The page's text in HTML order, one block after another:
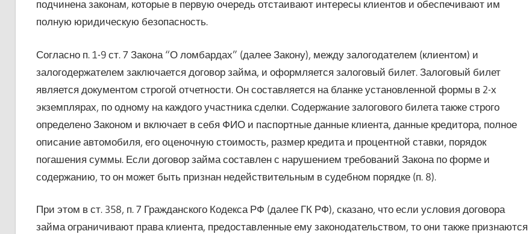
подчинена законам, которые в первую очередь отстаивают интересы клиентов и обеспечивают им
полную юридическую безопасность.
Согласно п. 1-9 ст. 7 Закона “О ломбардах” (далее Закону), между залогодателем (клиентом) и
залогодержателем заключается договор займа, и оформляется залоговый билет. Залоговый билет
является документом строгой отчетности. Он составляется на бланке установленной формы в 2-х
экземплярах, по одному на каждого участника сделки. Содержание залогового билета также строго
определено Законом и включает в себя ФИО и паспортные данные клиента, данные кредитора, полное
описание автомобиля, его оценочную стоимость, размер кредита и процентной ставки, порядок
погашения суммы. Если договор займа составлен с нарушением требований Закона по форме и
содержанию, то он может быть признан недействительным в судебном порядке (п. 8).
При этом в ст. 358, п. 7 Гражданского Кодекса РФ (далее ГК РФ), сказано, что если условия договора
займа ограничивают права клиента, предоставленные ему законодательством, то они также признаются